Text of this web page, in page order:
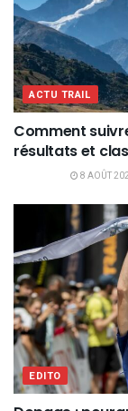
ACTU TRAIL
Comment
résultats et
8 AOÛT
EDITO